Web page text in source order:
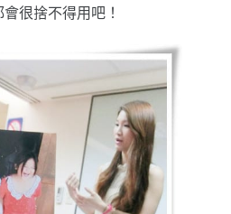
很捨不得用吧！